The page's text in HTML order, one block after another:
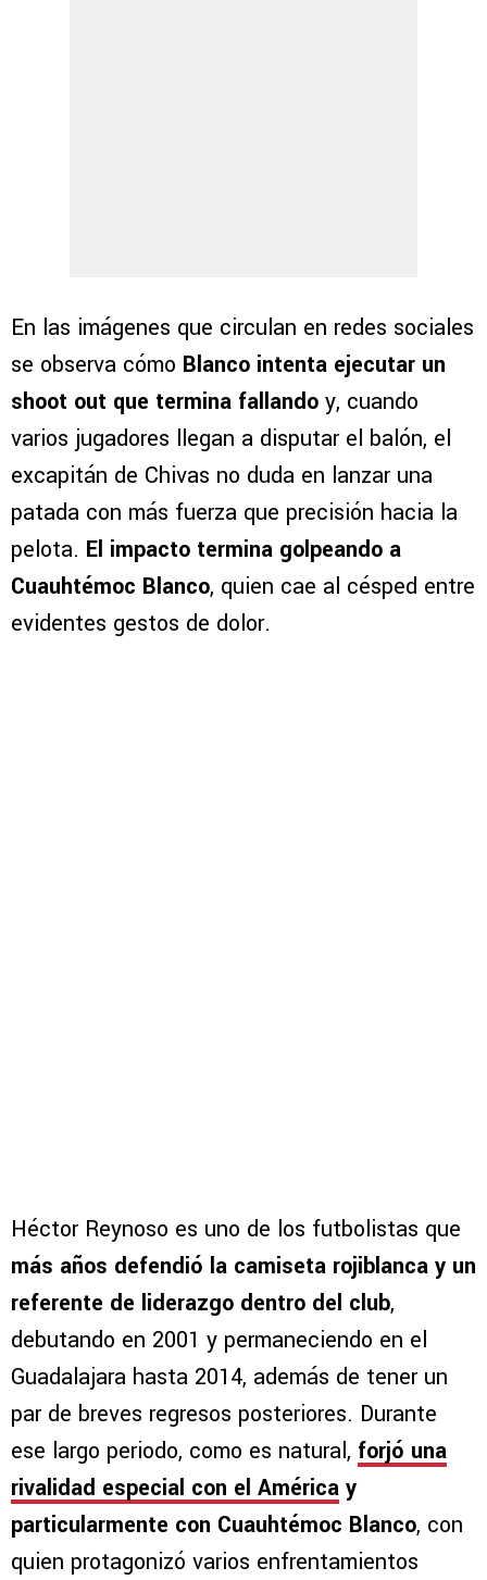
En las imágenes que circulan en redes sociales
se observa cómo Blanco intenta ejecutar un
shoot out que termina fallando y, cuando
varios jugadores llegan a disputar el balón, el
excapitán de Chivas no duda en lanzar una
patada con más fuerza que precisión hacia la
pelota. El impacto termina golpeando a
Cuauhtémoc Blanco, quien cae al césped entre
evidentes gestos de dolor.
Héctor Reynoso es uno de los futbolistas que
más años defendió la camiseta rojiblanca y un
referente de liderazgo dentro del club,
debutando en 2001 y permaneciendo en el
Guadalajara hasta 2014, además de tener un
par de breves regresos posteriores. Durante
ese largo periodo, como es natural, forjó una
rivalidad especial con el América y
particularmente con Cuauhtémoc Blanco, con
quien protagonizó varios enfrentamientos